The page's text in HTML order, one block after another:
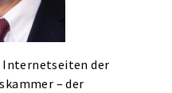
Internetseiten der
– der